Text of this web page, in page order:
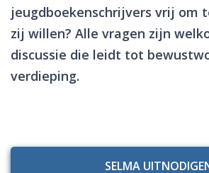
jeugdboekenschrijvers vrij om
zij willen? Alle vragen zijn
discussie die leidt tot
verdieping.
SELMA